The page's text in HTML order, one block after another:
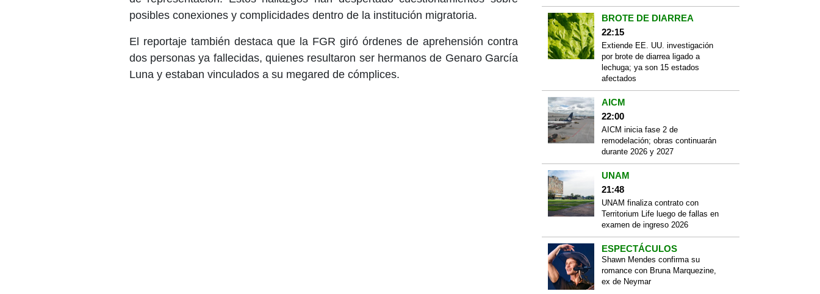
posibles conexiones y complicidades dentro de la institución migratoria.
El reportaje también destaca que la FGR giró órdenes de aprehensión contra
dos personas ya fallecidas, quienes resultaron ser hermanos de Genaro García
Luna y estaban vinculados a su megared de cómplices.
BROTE DE DIARREA
22:15
Extiende EE. UU. investigación
por brote de diarrea ligado a
lechuga; ya son 15 estados
afectados
AICM
22:00
AICM inicia fase 2 de
remodelación; obras continuarán
durante 2026 y 2027
UNAM
21:48
UNAM finaliza contrato con
Territorium Life luego de fallas en
examen de ingreso 2026
ESPECTÁCULOS
Shawn Mendes confirma su
romance con Bruna Marquezine,
ex de Neymar